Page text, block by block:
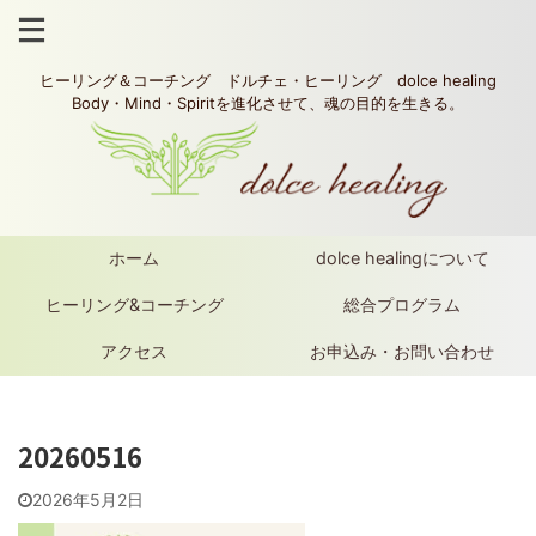
ヒーリング＆コーチング ドルチェ・ヒーリング dolce healing
Body・Mind・Spiritを進化させて、魂の目的を生きる。
ホーム dolce healingについて
ヒーリング&コーチング 総合プログラム
アクセス お申込み・お問い合わせ
20260516
2026年5月2日